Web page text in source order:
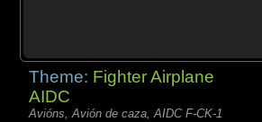
Theme: Fighter Airplane
AIDC
Avións, Avión de caza, AIDC F-CK-1